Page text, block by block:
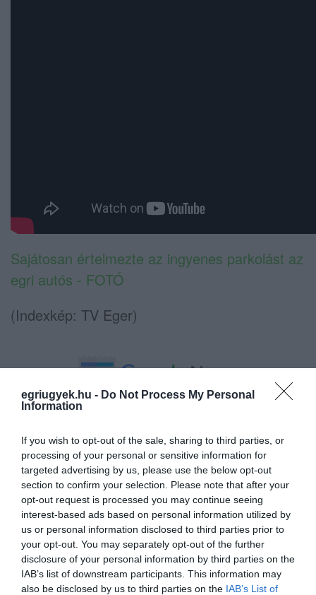
egriugyek.hu - Do Not Process My Personal
Information
If you wish to opt-out of the sale, sharing to third parties, or
processing of your personal or sensitive information for
targeted advertising by us, please use the below opt-out
section to confirm your selection. Please note that after your
opt-out request is processed you may continue seeing
interest-based ads based on personal information utilized by
us or personal information disclosed to third parties prior to
your opt-out. You may separately opt-out of the further
disclosure of your personal information by third parties on the
IAB’s list of downstream participants. This information may
also be disclosed by us to third parties on the IAB’s List of
Sajátosan értelmezte az ingyenes parkolást az
egri autós - FOTÓ
(Indexkép: TV Eger)
Ne maradjon le a legfrissebb hírekről, kövessen
VISSZA A FŐOLDALRA